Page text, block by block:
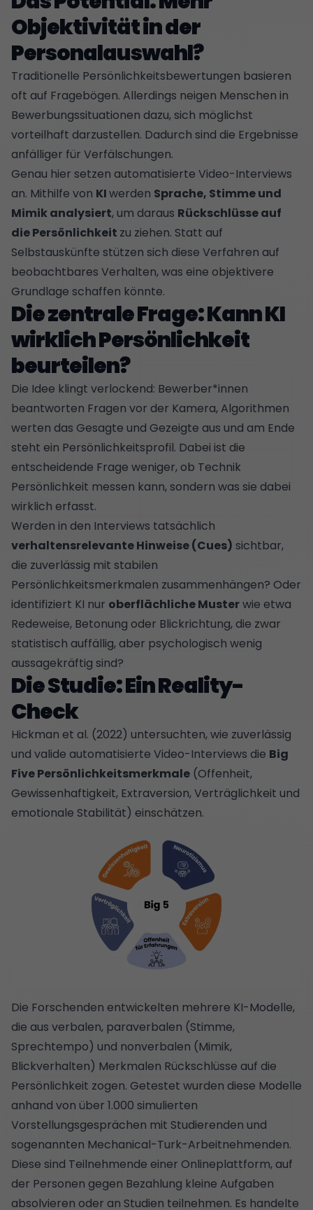
Objektivität in der
Personalauswahl?
Traditionelle Persönlichkeitsbewertungen basieren
oft auf Fragebögen. Allerdings neigen Menschen in
Bewerbungssituationen dazu, sich möglichst
vorteilhaft darzustellen. Dadurch sind die Ergebnisse
anfälliger für Verfälschungen.
Genau hier setzen automatisierte Video-Interviews
an. Mithilfe von KIwerden Sprache, Stimme und
Mimik analysiert, um daraus Rückschlüsse auf
die Persönlichkeit zu ziehen. Statt auf
Selbstauskünfte stützen sich diese Verfahren auf
beobachtbares Verhalten, was eine objektivere
Grundlage schaffen könnte.
Die zentrale Frage: Kann KI
wirklich Persönlichkeit
beurteilen?
Die Idee klingt verlockend: Bewerber*innen
beantworten Fragen vor der Kamera, Algorithmen
werten das Gesagte und Gezeigte aus und am Ende
steht ein Persönlichkeitsprofil. Dabei ist die
entscheidende Frage weniger, ob Technik
Persönlichkeit messen kann, sondern was sie dabei
wirklich erfasst.
Werden in den Interviews tatsächlich
verhaltensrelevante Hinweise (Cues) sichtbar,
die zuverlässig mit stabilen
Persönlichkeitsmerkmalen zusammenhängen? Oder
identifiziert KI nur oberflächliche Musterwie etwa
Redeweise, Betonung oder Blickrichtung, die zwar
statistisch auffällig, aber psychologisch wenig
aussagekräftig sind?
Die Studie: Ein Reality-
Check
Hickman et al. (2022) untersuchten, wie zuverlässig
und valide automatisierte Video-Interviews die Big
Five Persönlichkeitsmerkmale (Offenheit,
Gewissenhaftigkeit, Extraversion, Verträglichkeit und
emotionale Stabilität) einschätzen.
Die Forschenden entwickelten mehrere KI-Modelle,
die aus verbalen, paraverbalen (Stimme,
Sprechtempo) und nonverbalen (Mimik,
Blickverhalten) Merkmalen Rückschlüsse auf die
Persönlichkeit zogen. Getestet wurden diese Modelle
anhand von über 1.000 simulierten
Vorstellungsgesprächen mit Studierenden und
sogenannten Mechanical-Turk-Arbeitnehmenden.
Diese sind Teilnehmende einer Onlineplattform, auf
der Personen gegen Bezahlung kleine Aufgaben
absolvieren oder an Studien teilnehmen. Es handelte